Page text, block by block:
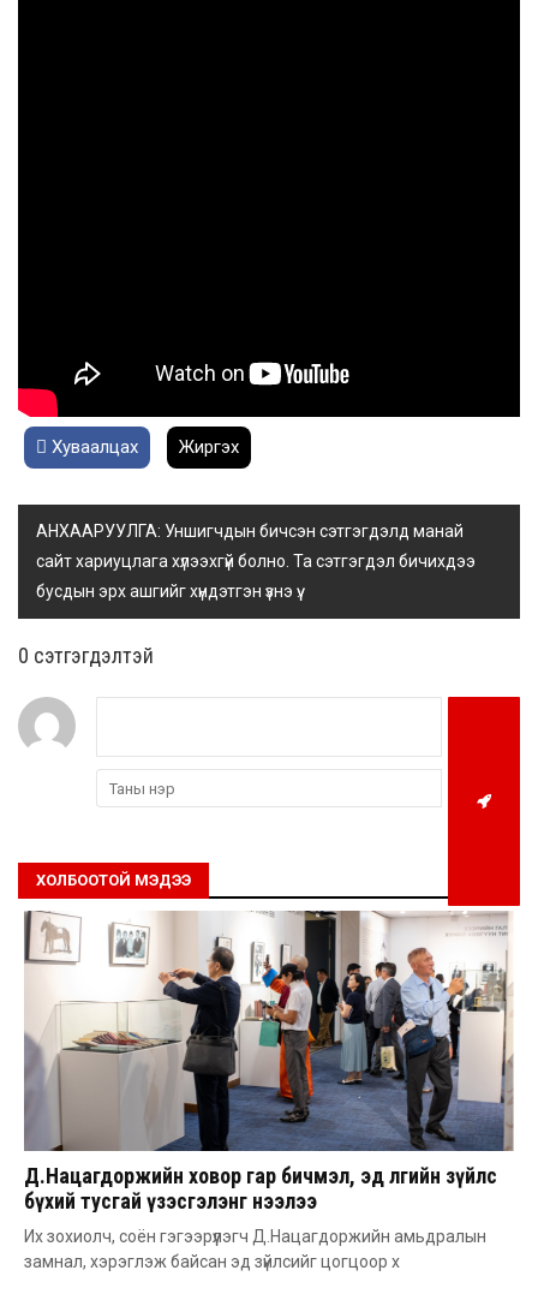
Хуваалцах Жиргэх
АНХААРУУЛГА: Уншигчдын бичсэн сэтгэгдэлд манай
сайт хариуцлага хүлээхгүй болно. Та сэтгэгдэл бичихдээ
бусдын эрх ашгийг хүндэтгэн үзнэ үү.
0 cэтгэгдэлтэй
ХОЛБООТОЙ МЭДЭЭ
Д.Нацагдоржийн ховор гар бичмэл, эд өлгийн зүйлс
бүхий тусгай үзэсгэлэнг нээлээ
Их зохиолч, соён гэгээрүүлэгч Д.Нацагдоржийн амьдралын
замнал, хэрэглэж байсан эд зүйлсийг цогцоор х